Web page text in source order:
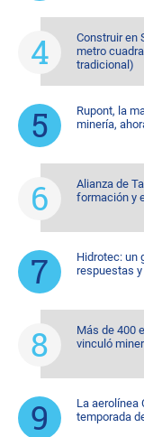
Construir en
metro
tradicional)
Rupont, la
minería,
Alianza de
formación y
Hidrotec: un
respuestas
Más de 400
vinculó
La aerolínea
temporada